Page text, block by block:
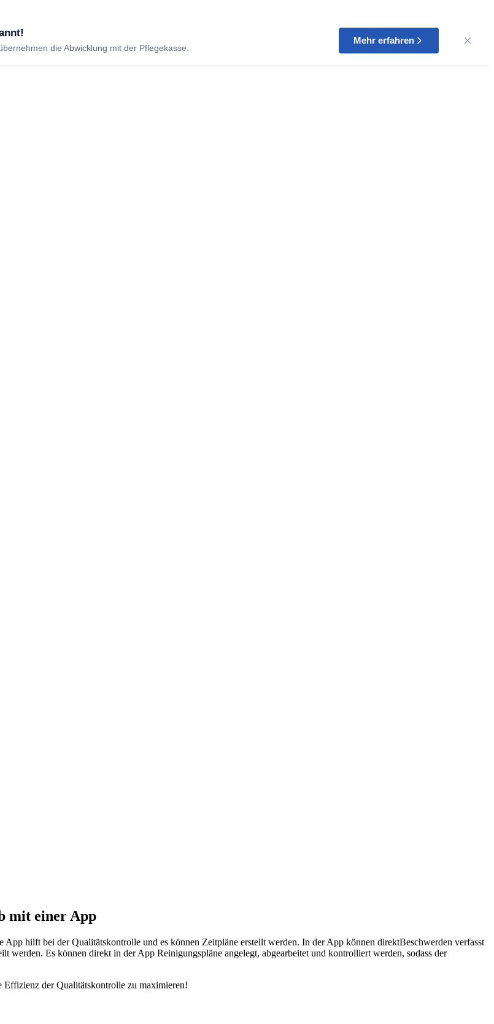
die Abwicklung mit der Pflegekasse.
Mehr erfahren
mit einer App
hilft bei der Qualitätskontrolle und es können Zeitpläne erstellt werden. In der App können direktBeschwerden verfasst
werden. Es können direkt in der App Reinigungspläne angelegt, abgearbeitet und kontrolliert werden, sodass der
der Qualitätskontrolle zu maximieren!